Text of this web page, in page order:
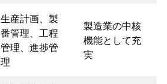
生産計画、製
番管理、工程
管理、進捗管
理
製造業の中核
機能として充
実